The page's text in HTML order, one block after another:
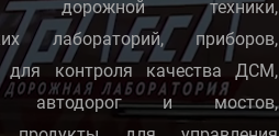
дорожной техники,
лабораторий, приборов,
для контроля качества ДСМ,
автодорог и мостов,